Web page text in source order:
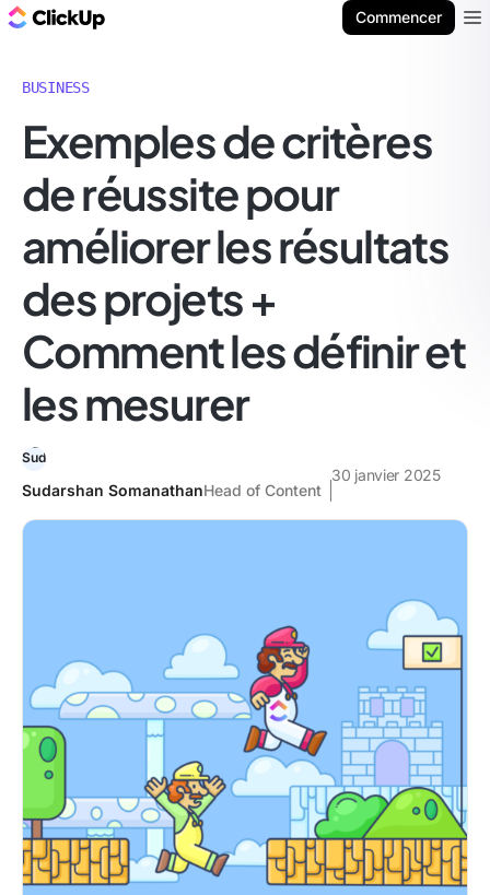
Commencer
BUSINESS
Exemples de critères
de réussite pour
améliorer les résultats
des projets +
Comment les définir et
les mesurer
Sudarshan SomanathanHead of Content
30 janvier 2025